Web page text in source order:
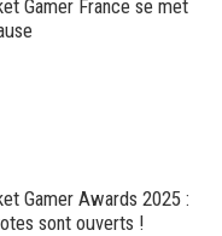
Gamer France se met
Gamer Awards 2025 :
sont ouverts !